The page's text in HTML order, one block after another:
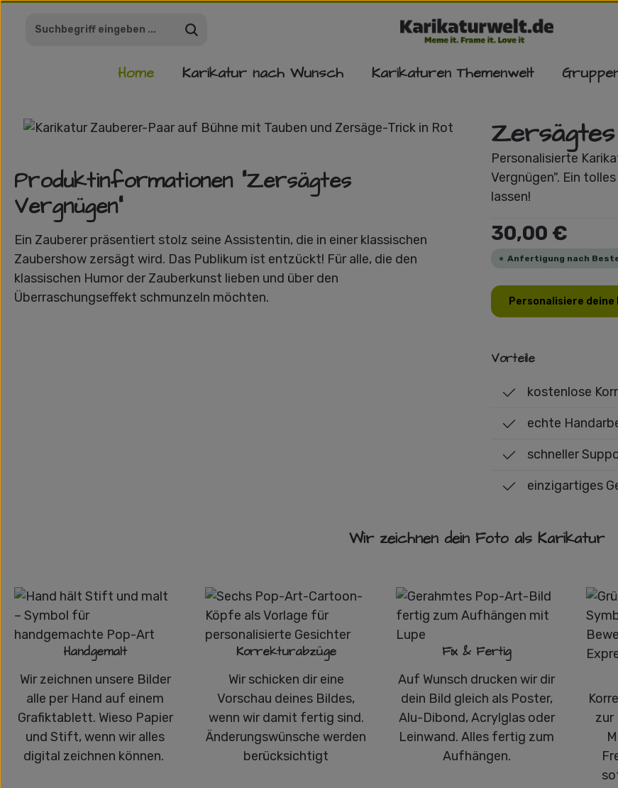
Home Karikatur nach Wunsch Karikaturen Themenwelt
Bildergalerie überspringen
Personalisierte
Vergnügen". Ein
lassen!
Regulärer Preis:
30,00 €
Anfertigung nach
Personalisiere
Vorteile
kostenlose
echte
schneller
einzigartiges
Produktinformationen "Zersägtes
Vergnügen"
Ein Zauberer präsentiert stolz seine Assistentin, die in einer klassischen
Zaubershow zersägt wird. Das Publikum ist entzückt! Für alle, die den
klassischen Humor der Zauberkunst lieben und über den
Überraschungseffekt schmunzeln möchten.
Wir zeichnen dein Foto als Karikatur
Handgemalt
Wir zeichnen unsere Bilder
alle per Hand auf einem
Grafiktablett. Wieso Papier
und Stift, wenn wir alles
digital zeichnen können.
Korrekturabzüge
Wir schicken dir eine
Vorschau deines Bildes,
wenn wir damit fertig sind.
Änderungswünsche werden
berücksichtigt
Fix & Fertig
Auf Wunsch drucken wir dir
dein Bild gleich als Poster,
Alu-Dibond, Acrylglas oder
Leinwand. Alles fertig zum
Aufhängen.
zur